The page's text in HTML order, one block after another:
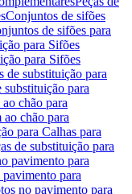
Conjuntos de sifões
de sifões para
para Sifões
para Sifões
de substituição para
substituição para
chão para
ao chão para
para Calhas para
de substituição para
pavimento para
para
no pavimento para